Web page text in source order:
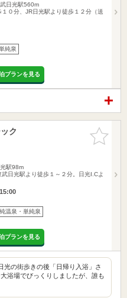
日光駅560m
０分、JR日光駅より徒歩１２分（送
純泉
プランを見る
お気に入
りに追加
ク
駅98m
武日光駅より徒歩１～２分。日光I.Cよ
温泉・単純泉
プランを見る
光の街歩きの後「日帰り入浴」さ
浴場でびっくりしましたが、誰も